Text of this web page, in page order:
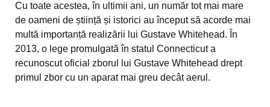
Cu toate acestea, în ultimii ani, un număr tot mai mare
de oameni de știință și istorici au început să acorde mai
multă importanță realizării lui Gustave Whitehead. În
2013, o lege promulgată în statul Connecticut a
recunoscut oficial zborul lui Gustave Whitehead drept
primul zbor cu un aparat mai greu decât aerul.